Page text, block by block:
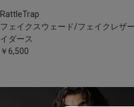
RattleTrap
フェイクスウェード/フェイクレザ
イダース
￥6,500